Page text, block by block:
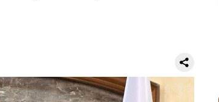
сразу нескольких регионовне
значительно повысились цены.